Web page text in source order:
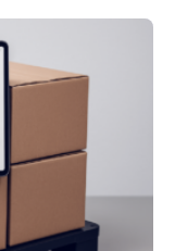
sich auf alle
Eine solche
Prospekte,
Zehntausend
und